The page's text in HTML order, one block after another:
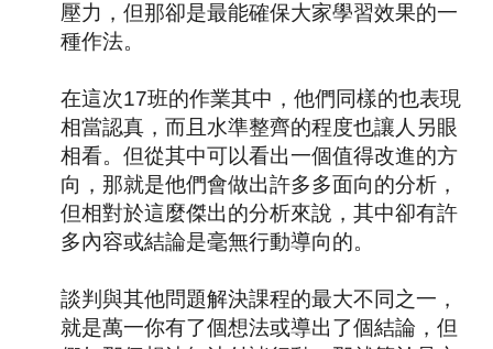
壓力，但那卻是最能確保大家學習效果的一
種作法。
在這次17班的作業其中，他們同樣的也表現
相當認真，而且水準整齊的程度也讓人另眼
相看。但從其中可以看出一個值得改進的方
向，那就是他們會做出許多多面向的分析，
但相對於這麼傑出的分析來說，其中卻有許
多內容或結論是毫無行動導向的。
談判與其他問題解決課程的最大不同之一，
就是萬一你有了個想法或導出了個結論，但